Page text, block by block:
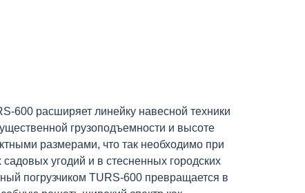
600 расширяет линейку навесной техники
грузоподъемности и высоте
размерами, что так необходимо при
угодий и в стесненных городских
погрузчиком TURS-600 превращается в